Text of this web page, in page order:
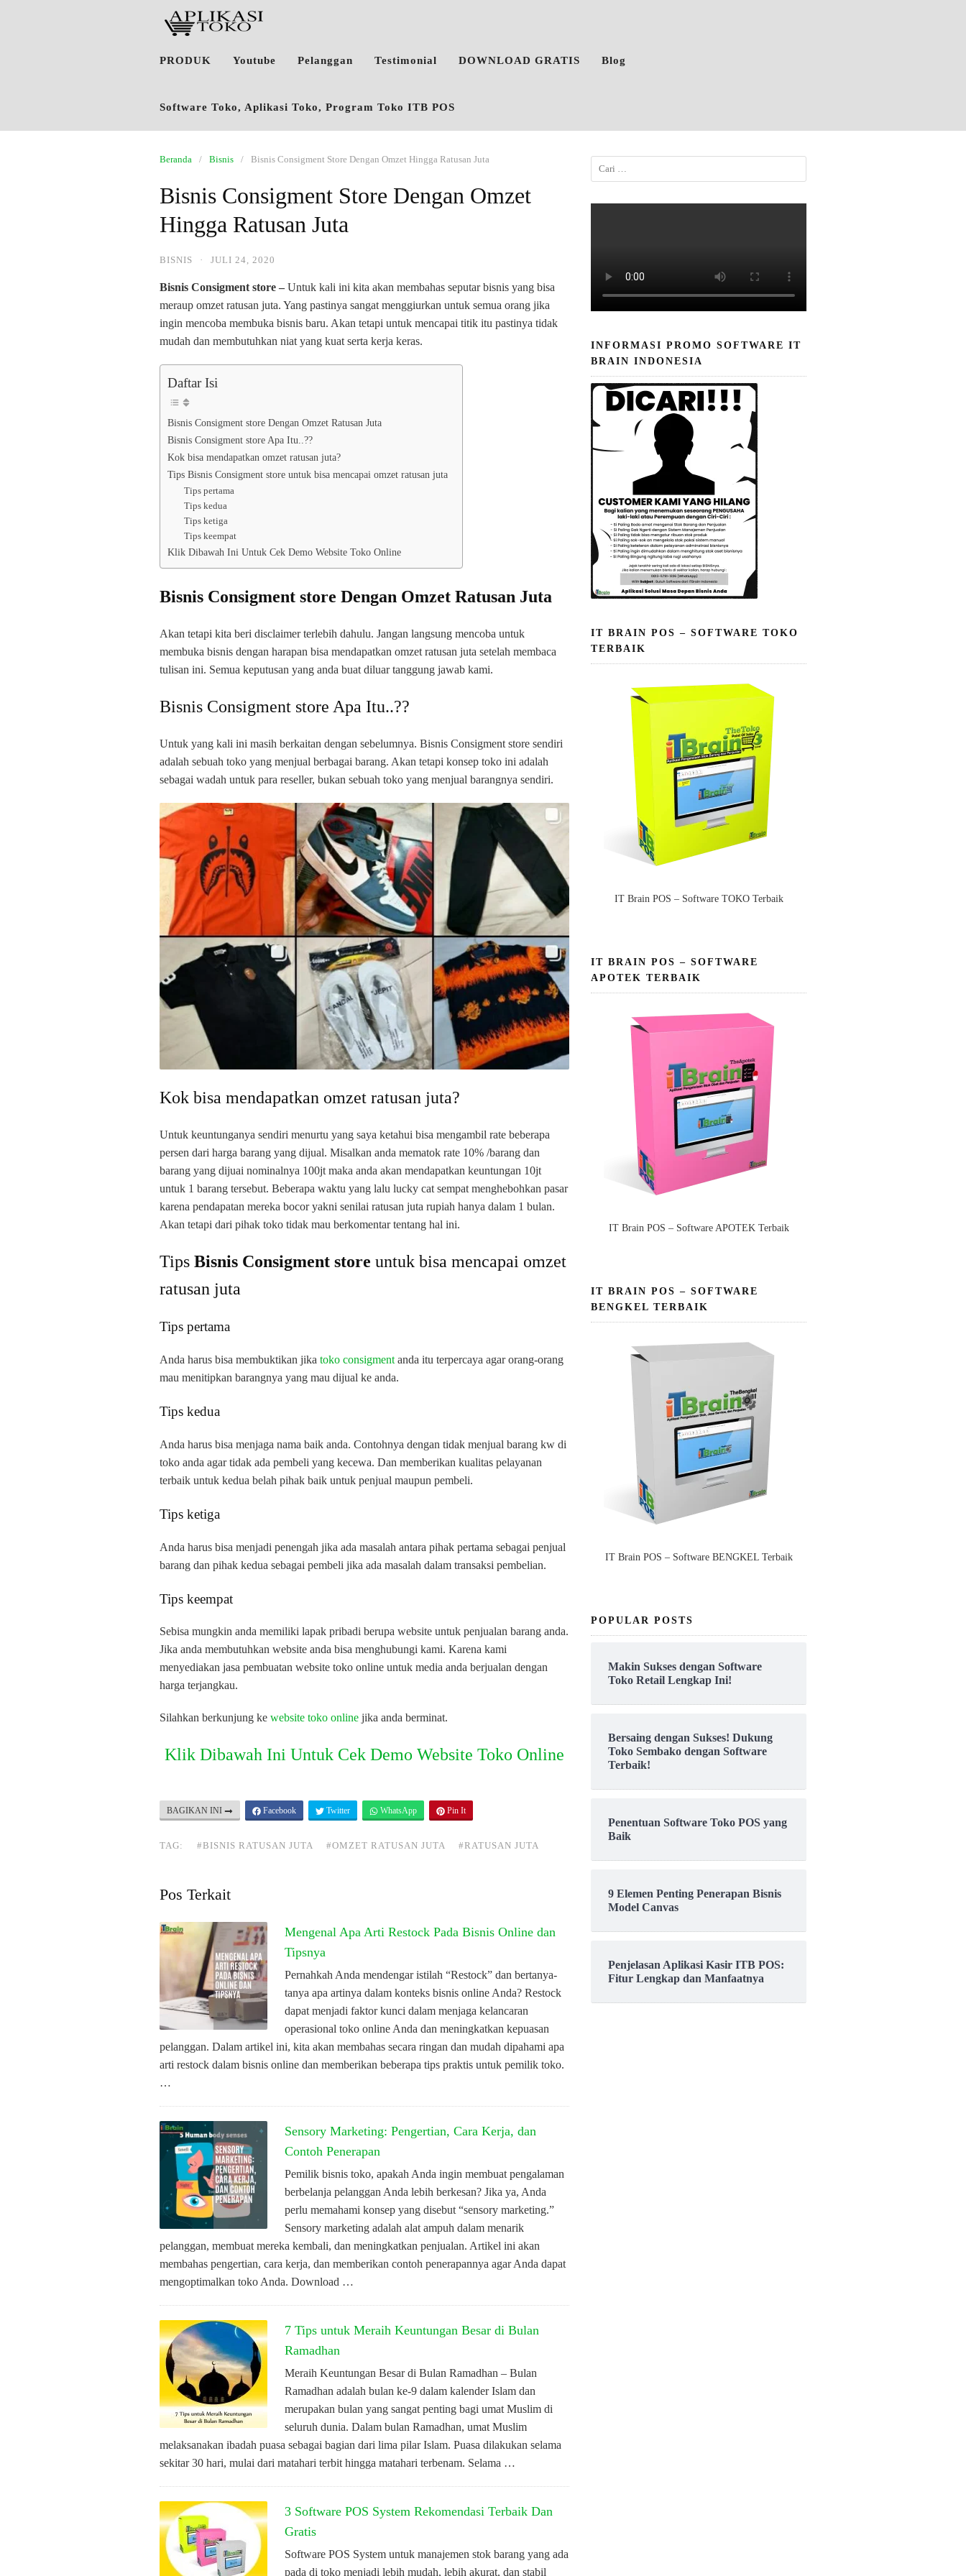
PRODUK Youtube Pelanggan Testimonial DOWNLOAD GRATIS Blog
Software Toko, Aplikasi Toko, Program Toko ITB POS
Beranda Bisnis Bisnis Consigment Store Dengan Omzet Hingga Ratusan Juta
Bisnis Consigment Store Dengan Omzet
Hingga Ratusan Juta
BISNIS · JULI 24, 2020
Bisnis Consigment store – Untuk kali ini kita akan membahas seputar bisnis yang bisa
meraup omzet ratusan juta. Yang pastinya sangat menggiurkan untuk semua orang jika
ingin mencoba membuka bisnis baru. Akan tetapi untuk mencapai titik itu pastinya tidak
mudah dan membutuhkan niat yang kuat serta kerja keras.
Daftar Isi
Bisnis Consigment store Dengan Omzet Ratusan Juta
Bisnis Consigment store Apa Itu..??
Kok bisa mendapatkan omzet ratusan juta?
Tips Bisnis Consigment store untuk bisa mencapai omzet ratusan juta
Tips pertama
Tips kedua
Tips ketiga
Tips keempat
Klik Dibawah Ini Untuk Cek Demo Website Toko Online
Bisnis Consigment store Dengan Omzet Ratusan Juta
Akan tetapi kita beri disclaimer terlebih dahulu. Jangan langsung mencoba untuk
membuka bisnis dengan harapan bisa mendapatkan omzet ratusan juta setelah membaca
tulisan ini. Semua keputusan yang anda buat diluar tanggung jawab kami.
Bisnis Consigment store Apa Itu..??
Untuk yang kali ini masih berkaitan dengan sebelumnya. Bisnis Consigment store sendiri
adalah sebuah toko yang menjual berbagai barang. Akan tetapi konsep toko ini adalah
sebagai wadah untuk para reseller, bukan sebuah toko yang menjual barangnya sendiri.
Kok bisa mendapatkan omzet ratusan juta?
Untuk keuntunganya sendiri menurtu yang saya ketahui bisa mengambil rate beberapa
persen dari harga barang yang dijual. Misalkan anda mematok rate 10% /barang dan
barang yang dijuai nominalnya 100jt maka anda akan mendapatkan keuntungan 10jt
untuk 1 barang tersebut. Beberapa waktu yang lalu lucky cat sempat menghebohkan pasar
karena pendapatan mereka bocor yakni senilai ratusan juta rupiah hanya dalam 1 bulan.
Akan tetapi dari pihak toko tidak mau berkomentar tentang hal ini.
Tips Bisnis Consigment store untuk bisa mencapai omzet
ratusan juta
Tips pertama
Anda harus bisa membuktikan jika toko consigment anda itu terpercaya agar orang-orang
mau menitipkan barangnya yang mau dijual ke anda.
Tips kedua
Anda harus bisa menjaga nama baik anda. Contohnya dengan tidak menjual barang kw di
toko anda agar tidak ada pembeli yang kecewa. Dan memberikan kualitas pelayanan
terbaik untuk kedua belah pihak baik untuk penjual maupun pembeli.
Tips ketiga
Anda harus bisa menjadi penengah jika ada masalah antara pihak pertama sebagai penjual
barang dan pihak kedua sebagai pembeli jika ada masalah dalam transaksi pembelian.
Tips keempat
Sebisa mungkin anda memiliki lapak pribadi berupa website untuk penjualan barang anda.
Jika anda membutuhkan website anda bisa menghubungi kami. Karena kami
menyediakan jasa pembuatan website toko online untuk media anda berjualan dengan
harga terjangkau.
Silahkan berkunjung ke website toko online jika anda berminat.
Klik Dibawah Ini Untuk Cek Demo Website Toko Online
BAGIKAN INI Facebook Twitter WhatsApp Pin It
TAG: #BISNIS RATUSAN JUTA #OMZET RATUSAN JUTA #RATUSAN JUTA
Pos Terkait
Mengenal Apa Arti Restock Pada Bisnis Online dan
Tipsnya
Pernahkah Anda mendengar istilah “Restock” dan bertanya-
tanya apa artinya dalam konteks bisnis online Anda? Restock
dapat menjadi faktor kunci dalam menjaga kelancaran
operasional toko online Anda dan meningkatkan kepuasan
pelanggan. Dalam artikel ini, kita akan membahas secara ringan dan mudah dipahami apa
arti restock dalam bisnis online dan memberikan beberapa tips praktis untuk pemilik toko.
…
Sensory Marketing: Pengertian, Cara Kerja, dan
Contoh Penerapan
Pemilik bisnis toko, apakah Anda ingin membuat pengalaman
berbelanja pelanggan Anda lebih berkesan? Jika ya, Anda
perlu memahami konsep yang disebut “sensory marketing.”
Sensory marketing adalah alat ampuh dalam menarik
pelanggan, membuat mereka kembali, dan meningkatkan penjualan. Artikel ini akan
membahas pengertian, cara kerja, dan memberikan contoh penerapannya agar Anda dapat
mengoptimalkan toko Anda. Download …
7 Tips untuk Meraih Keuntungan Besar di Bulan
Ramadhan
Meraih Keuntungan Besar di Bulan Ramadhan – Bulan
Ramadhan adalah bulan ke-9 dalam kalender Islam dan
merupakan bulan yang sangat penting bagi umat Muslim di
seluruh dunia. Dalam bulan Ramadhan, umat Muslim
melaksanakan ibadah puasa sebagai bagian dari lima pilar Islam. Puasa dilakukan selama
sekitar 30 hari, mulai dari matahari terbit hingga matahari terbenam. Selama …
3 Software POS System Rekomendasi Terbaik Dan
Gratis
Software POS System untuk manajemen stok barang yang ada
pada di toko menjadi lebih mudah, lebih akurat, dan stabil
INFORMASI PROMO SOFTWARE IT
BRAIN INDONESIA
IT BRAIN POS – SOFTWARE TOKO
TERBAIK
IT Brain POS – Software TOKO Terbaik
IT BRAIN POS – SOFTWARE
APOTEK TERBAIK
IT Brain POS – Software APOTEK Terbaik
IT BRAIN POS – SOFTWARE
BENGKEL TERBAIK
IT Brain POS – Software BENGKEL Terbaik
POPULAR POSTS
Makin Sukses dengan Software
Toko Retail Lengkap Ini!
Bersaing dengan Sukses! Dukung
Toko Sembako dengan Software
Terbaik!
Penentuan Software Toko POS yang
Baik
9 Elemen Penting Penerapan Bisnis
Model Canvas
Penjelasan Aplikasi Kasir ITB POS:
Fitur Lengkap dan Manfaatnya